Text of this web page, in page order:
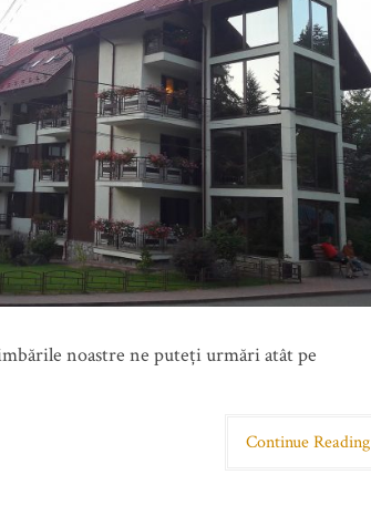
noastre ne puteți urmări atât pe
Continue Reading